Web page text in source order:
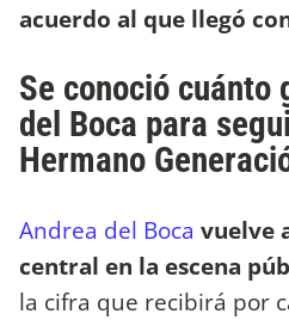
acuerdo al que llegó
Se conoció cuánto
del Boca para
Hermano
Andrea del Boca vuelve
central en la escena
la cifra que recibirá por